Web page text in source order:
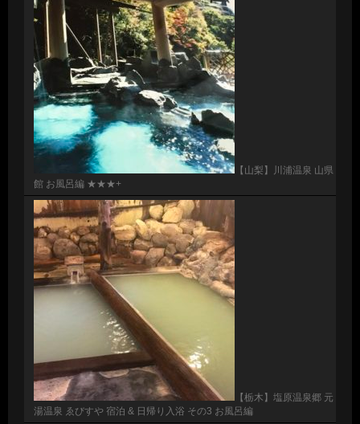
【山梨】川浦温泉 山県
館 お風呂編 ★★★+
【栃木】塩原温泉郷 元
湯温泉 ゑびすや 宿泊 & 日帰り入浴 その3 お風呂編